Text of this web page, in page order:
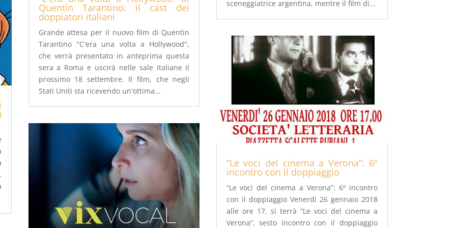
Quentin Tarantino: il cast dei
doppiatori italiani
Grande attesa per il nuovo film di Quentin
Tarantino "C'era una volta a Hollywood",
che verrà presentato in anteprima questa
sera a Roma e uscirà nelle sale italiane il
prossimo 18 settembre. Il film, che negli
Stati Uniti sta ricevendo un'ottima...
sceneggiatrice argentina, mentre il film di...
“Le voci del cinema a Verona”: 6º
incontro con il doppiaggio
“Le voci del cinema a Verona”: 6º incontro
con il doppiaggio Venerdì 26 gennaio 2018
alle ore 17, si terrà “Le voci del cinema a
Verona”, sesto incontro con il doppiaggio